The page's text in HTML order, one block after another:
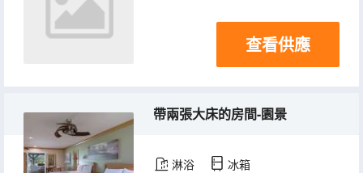
查看供應
帶兩張大床的房間-園景
淋浴 冰箱